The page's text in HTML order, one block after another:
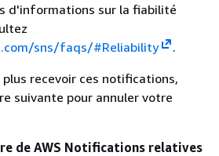
d'informations sur la fiabilité
sns/faqs/#Reliability
.
plus recevoir ces notifications,
suivante pour annuler votre
de AWS Notifications relatives